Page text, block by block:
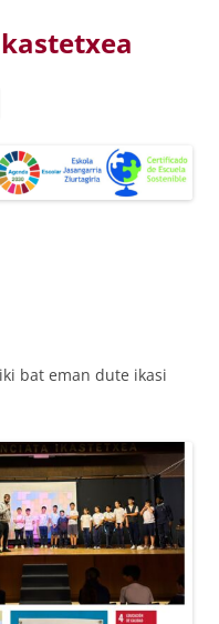
bat eman dute ikasi